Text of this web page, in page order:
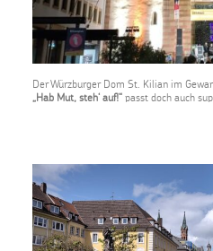
Der Würzburger Dom St. Kilian im
„Hab Mut, steh‘ auf!“ passt doch auch